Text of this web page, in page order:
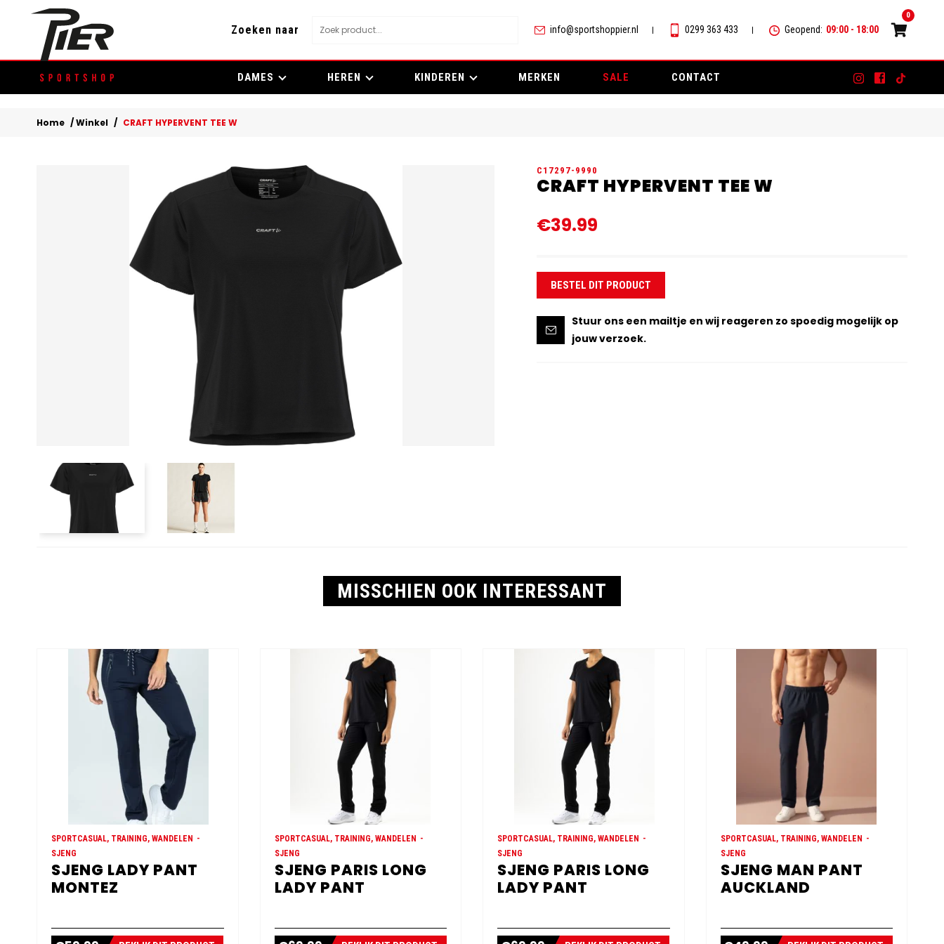
Zoeken naar info@sportshoppier.nl 0299 363 433 Geopend: 09:00 - 18:00
0
Skip
DAMES HEREN KINDEREN MERKEN SALE CONTACT
Home /Winkel / CRAFT HYPERVENT TEE W
C17297-9990
CRAFT HYPERVENT TEE W
€39.99
BESTEL DIT PRODUCT
Stuur ons een mailtje en wij reageren zo spoedig mogelijk op
jouw verzoek.
MISSCHIEN OOK INTERESSANT
SPORTCASUAL, TRAINING, WANDELEN
SJENG
SJENG LADY PANT
MONTEZ
SPORTCASUAL, TRAINING, WANDELEN
SJENG
SJENG PARIS LONG
LADY PANT
SPORTCASUAL, TRAINING, WANDELEN
SJENG
SJENG PARIS LONG
LADY PANT
SPORTCASUAL, TRAINING, WANDELEN
SJENG
SJENG MAN PANT
AUCKLAND